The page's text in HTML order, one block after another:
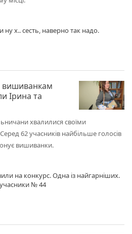
ну х.. сесть, наверно так надо.
вишиванкам
Ірина та
хвалилися своїми
62 учасників найбільше голосів
вишиванки.
на конкурс. Одна із найгарніших.
№ 44